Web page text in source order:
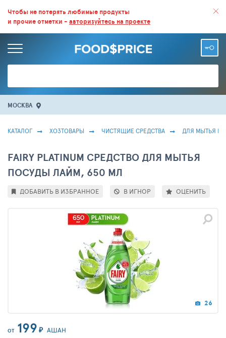
ВСЕ СКИДКИ И ВЫГОДНЫЕ ЦЕНЫ НА ПРОДУКТЫ В МАГАЗИНАХ.
БОЛЬШЕ 100 000 ТОВАРОВ. ЕЖЕДНЕВНОЕ ОБНОВЛЕНИЕ ЦЕН.
Чтобы не потерять любимые продукты
и прочие отметки - авторизуйтесь на проекте
МОСКВА
КАТАЛОГ ХОЗТОВАРЫ ЧИСТЯЩИЕ СРЕДСТВА ДЛЯ МЫТЬЯ
FAIRY PLATINUM СРЕДСТВО ДЛЯ МЫТЬЯ
ПОСУДЫ ЛАЙМ, 650 МЛ
26
ОТ 199 ₽ АШАН
ДОБАВИТЬ В ИЗБРАННОЕ В ИГНОР ОЦЕНИТЬ